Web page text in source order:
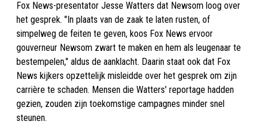
Fox News-presentator Jesse Watters dat Newsom loog over
het gesprek. "In plaats van de zaak te laten rusten, of
simpelweg de feiten te geven, koos Fox News ervoor
gouverneur Newsom zwart te maken en hem als leugenaar te
bestempelen," aldus de aanklacht. Daarin staat ook dat Fox
News kijkers opzettelijk misleidde over het gesprek om zijn
carrière te schaden. Mensen die Watters' reportage hadden
gezien, zouden zijn toekomstige campagnes minder snel
steunen.